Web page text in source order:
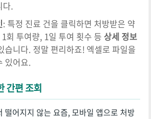
다.
: 특정 진료 건을 클릭하면 처방받은 약
회 투여량, 1일 투여 횟수 등 상세 정보
습니다. 정말 편리하죠! 엑셀로 파일을
있어요.
간편 조회
떨어지지 않는 요즘, 모바일 앱으로 처방